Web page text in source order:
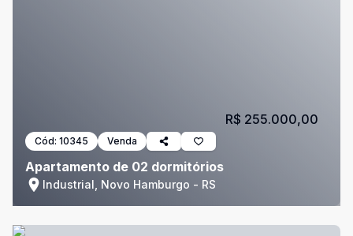
Cód: 10345 Venda
Apartamento de 02 dormitórios
Industrial, Novo Hamburgo - RS
R$ 255.000,00